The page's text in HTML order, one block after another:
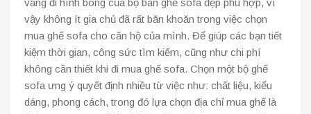
vắng đi hình bóng của bộ bàn ghế sofa đẹp phù hợp, vì
vậy không ít gia chủ đã rất băn khoăn trong việc chọn
mua ghế sofa cho căn hộ của mình. Để giúp các bạn tiết
kiệm thời gian, công sức tìm kiếm, cũng như chi phí
không cần thiết khi đi mua ghế sofa. Chọn một bộ ghế
sofa ưng ý quyết định nhiều từ việc như: chất liệu, kiểu
dáng, phong cách, trong đó lựa chọn địa chỉ mua ghế là